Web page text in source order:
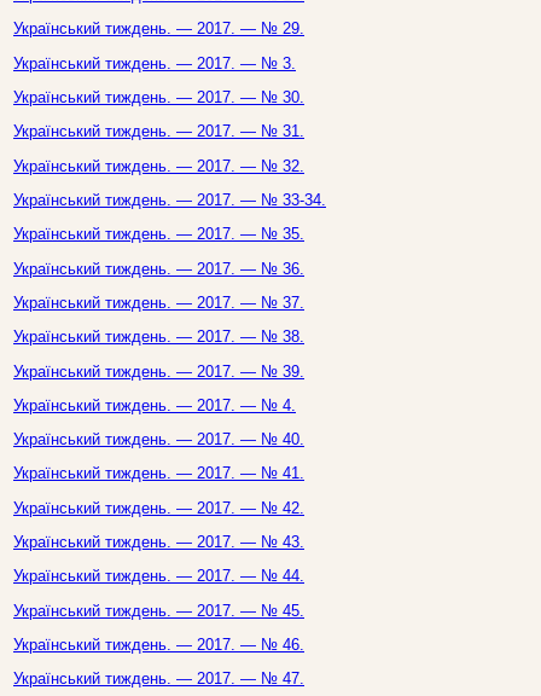
Український тиждень. — 2017. — № 29.
Український тиждень. — 2017. — № 3.
Український тиждень. — 2017. — № 30.
Український тиждень. — 2017. — № 31.
Український тиждень. — 2017. — № 32.
Український тиждень. — 2017. — № 33-34.
Український тиждень. — 2017. — № 35.
Український тиждень. — 2017. — № 36.
Український тиждень. — 2017. — № 37.
Український тиждень. — 2017. — № 38.
Український тиждень. — 2017. — № 39.
Український тиждень. — 2017. — № 4.
Український тиждень. — 2017. — № 40.
Український тиждень. — 2017. — № 41.
Український тиждень. — 2017. — № 42.
Український тиждень. — 2017. — № 43.
Український тиждень. — 2017. — № 44.
Український тиждень. — 2017. — № 45.
Український тиждень. — 2017. — № 46.
Український тиждень. — 2017. — № 47.